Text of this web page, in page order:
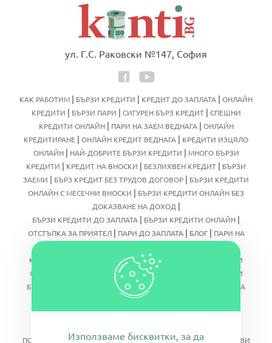
Използваме бисквитки, за да
ул. Г.С. Раковски №147, София
КАК РАБОТИМ | БЪРЗИ КРЕДИТИ | КРЕДИТ ДО ЗАПЛАТА | ОНЛАЙН
КРЕДИТИ | БЪРЗИ ПАРИ | СИГУРЕН БЪРЗ КРЕДИТ| СПЕШНИ
КРЕДИТИ ОНЛАЙН| ПАРИ НА ЗАЕМ ВЕДНАГА| ОНЛАЙН
КРЕДИТИРАНЕ | ОНЛАЙН КРЕДИТ ВЕДНАГА | КРЕДИТИ ИЗЦЯЛО
ОНЛАЙН| НАЙ-ДОБРИТЕ БЪРЗИ КРЕДИТИ | МНОГО БЪРЗИ
КРЕДИТИ | КРЕДИТ НА ВНОСКИ | БЕЗЛИХВЕН КРЕДИТ | БЪРЗИ
ЗАЕМИ | БЪРЗ КРЕДИТ БЕЗ ТРУДОВ ДОГОВОР | БЪРЗИ КРЕДИТИ
ОНЛАЙН С МЕСЕЧНИ ВНОСКИ | БЪРЗИ КРЕДИТИ ОНЛАЙН БЕЗ
ДОКАЗВАНЕ НА ДОХОД |
БЪРЗИ КРЕДИТИ ДО ЗАПЛАТА | БЪРЗИ КРЕДИТИ ОНЛАЙН |
ОТСТЪПКА ЗА ПРИЯТЕЛ| ПАРИ ДО ЗАПЛАТА| БЛОГ| ПАРИ НА
ЗАЕМ ОНЛАЙН
БЪРЗИ
КРЕДИТИ ОНЛАЙН БЕЗ ПРОВЕРКА НА ЦКР
БЪРЗИ КРЕДИТИ
ОНЛАЙН ДО 5000 ЛВ.
ВСИЧКИ БЪРЗИ КРЕДИТИ
ИЗГОДНИ
БЪРЗИ КРЕДИТИ
КРЕДИТ БЕЗ ПОРЪЧИТЕЛ И БЕЗ ПРЕВОД НА
КРЕДИТ С ЛОШО ЦКР
СИГУРНО ОДОБРЕНИЕ|ЛЕСНИ КРЕДИТИ|НОВИ ОНЛАЙН
ПОТРЕБИТЕЛСКИ КРЕДИТ|ФИРМИ ЗА БЪРЗИ КРЕДИТИ ПЪРВИ